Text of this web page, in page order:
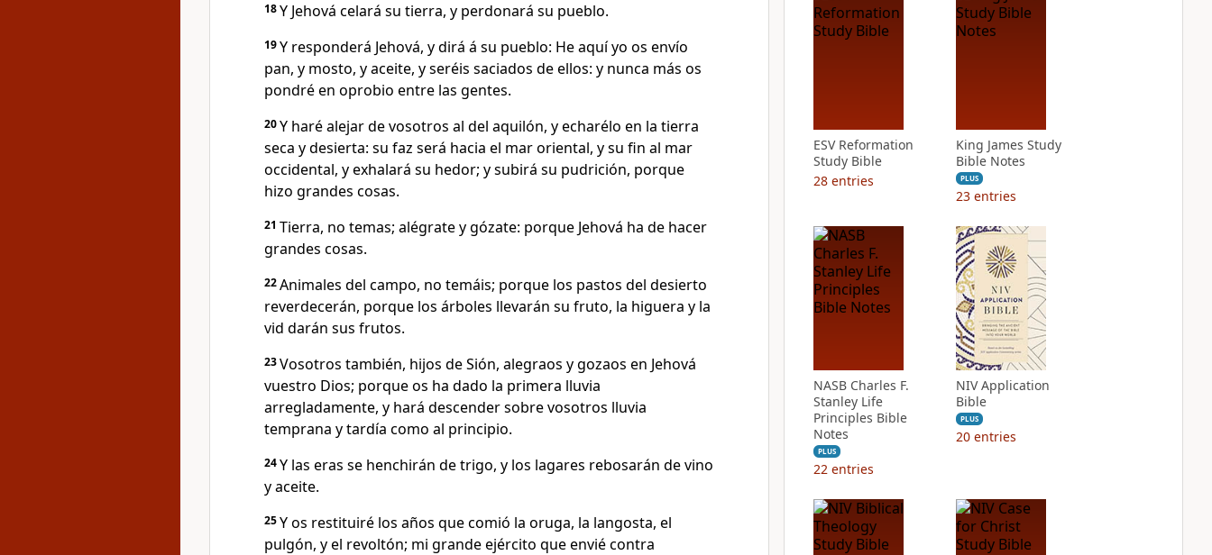
18Y Jehová celará su tierra, y perdonará su pueblo.
19Y responderá Jehová, y dirá á su pueblo: He aquí yo os envío
pan, y mosto, y aceite, y seréis saciados de ellos: y nunca más os
pondré en oprobio entre las gentes.
20Y haré alejar de vosotros al del aquilón, y echarélo en la tierra
seca y desierta: su faz será hacia el mar oriental, y su fin al mar
occidental, y exhalará su hedor; y subirá su pudrición, porque
hizo grandes cosas.
21 Tierra, no temas; alégrate y gózate: porque Jehová ha de hacer
grandes cosas.
22Animales del campo, no temáis; porque los pastos del desierto
reverdecerán, porque los árboles llevarán su fruto, la higuera y la
vid darán sus frutos.
23Vosotros también, hijos de Sión, alegraos y gozaos en Jehová
vuestro Dios; porque os ha dado la primera lluvia
arregladamente, y hará descender sobre vosotros lluvia
temprana y tardía como al principio.
24Y las eras se henchirán de trigo, y los lagares rebosarán de vino
y aceite.
25Y os restituiré los años que comió la oruga, la langosta, el
pulgón, y el revoltón; mi grande ejército que envié contra
ESV Reformation
Study Bible
28 entries
King James Study
Bible Notes
PLUS
23 entries
NASB Charles F.
Stanley Life
Principles Bible
Notes
PLUS
22 entries
NIV Application
Bible
PLUS
20 entries